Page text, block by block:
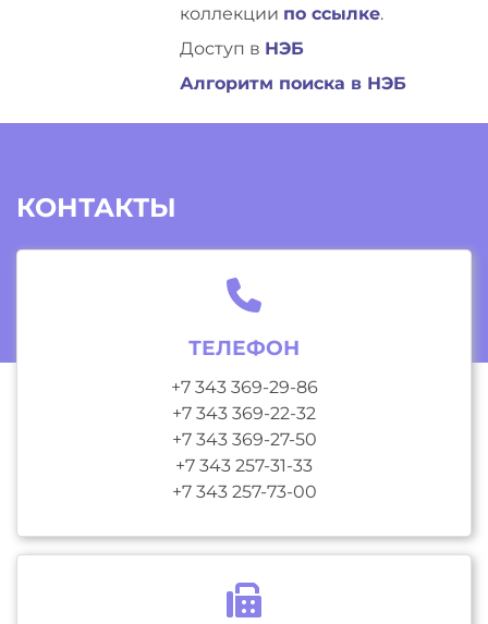
коллекции по ссылке.
Доступ в НЭБ
Алгоритм поиска в НЭБ
КОНТАКТЫ
ТЕЛЕФОН
+7 343 369-29-86
+7 343 369-22-32
+7 343 369-27-50
+7 343 257-31-33
+7 343 257-73-00